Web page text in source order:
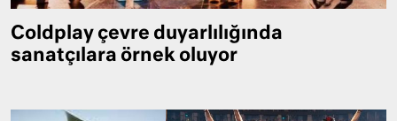
Coldplay çevre duyarlılığında
sanatçılara örnek oluyor